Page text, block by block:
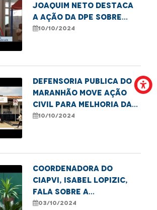
Joaquim Neto destaca
a ação da DPE sobre
direitos de pessoas
10/10/2024
Defensoria Publica do
Maranhão move ação
civil para melhoria das
UBS de Imperatriz
10/10/2024
Coordenadora do
CIAPVI, Isabel Lopizic,
fala sobre a
programação do Dia
03/10/2024